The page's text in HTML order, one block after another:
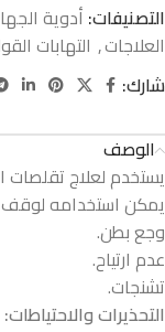
التصنيفات:أدوية
العلاجات, التهابات
شارك:
الوصف
يستخدم لعلاج تقلصات
يمكن استخدامه لوقف
وجع بطن.
عدم ارتياح.
تشنجات.
التحذيراتوالاحتياطات: